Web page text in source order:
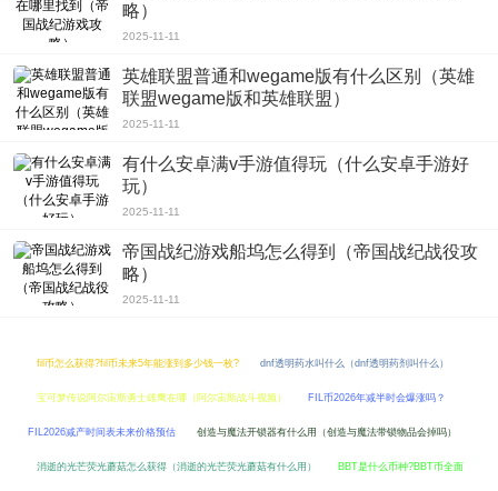
略）
2025-11-11
英雄联盟普通和wegame版有什么区别（英雄
联盟wegame版和英雄联盟）
2025-11-11
有什么安卓满v手游值得玩（什么安卓手游好
玩）
2025-11-11
帝国战纪游戏船坞怎么得到（帝国战纪战役攻
略）
2025-11-11
fil币怎么获得?fil币未来5年能涨到多少钱一枚? dnf透明药水叫什么（dnf透明药剂叫什么）
宝可梦传说阿尔宙斯勇士雄鹰在哪（阿尔宙斯战斗视频） FIL币2026年减半时会爆涨吗？
FIL2026减产时间表未来价格预估 创造与魔法开锁器有什么用（创造与魔法带锁物品会掉吗）
消逝的光芒荧光蘑菇怎么获得（消逝的光芒荧光蘑菇有什么用） BBT是什么币种?BBT币全面